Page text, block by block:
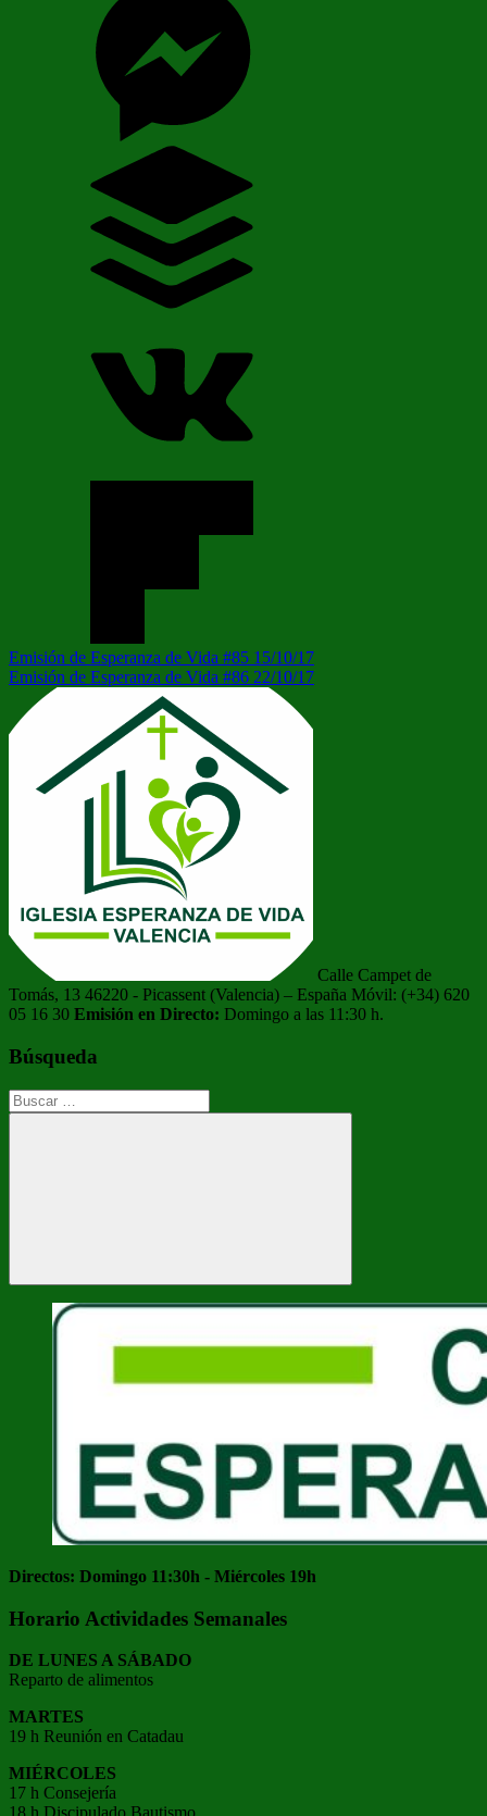
Navegación
de
entradas
Entrada
anterior:
Emisión de Esperanza de Vida #85 15/10/17
Siguiente
entrada:
Emisión de Esperanza de Vida #86 22/10/17
Calle Campet de
Tomás, 13 46220 - Picassent (Valencia) – España Móvil: (+34) 620
05 16 30 Emisión en Directo: Domingo a las 11:30 h.
Búsqueda
Buscar:
Buscar
Directos: Domingo 11:30h - Miércoles 19h
Horario Actividades Semanales
DE LUNES A SÁBADO
Reparto de alimentos
MARTES
19 h Reunión en Catadau
MIÉRCOLES
17 h Consejería